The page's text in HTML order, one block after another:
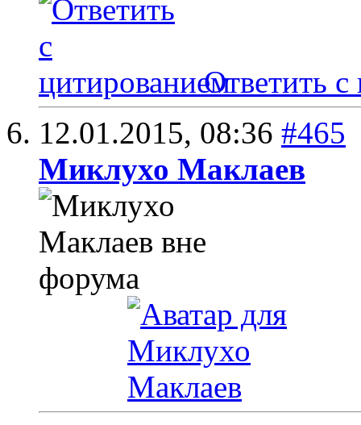
Ответить с
12.01.2015, 08:36 #465
Миклухо Маклаев